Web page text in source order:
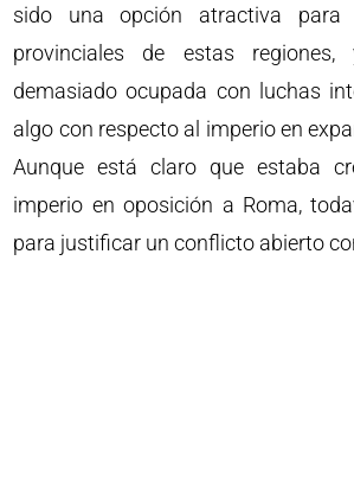
sido una opción atractiva para
provinciales de estas
demasiado ocupada con luchas
algo con respecto al imperio en
Aunque está claro que estaba
imperio en oposición a Roma,
para justificar un conflicto abierto